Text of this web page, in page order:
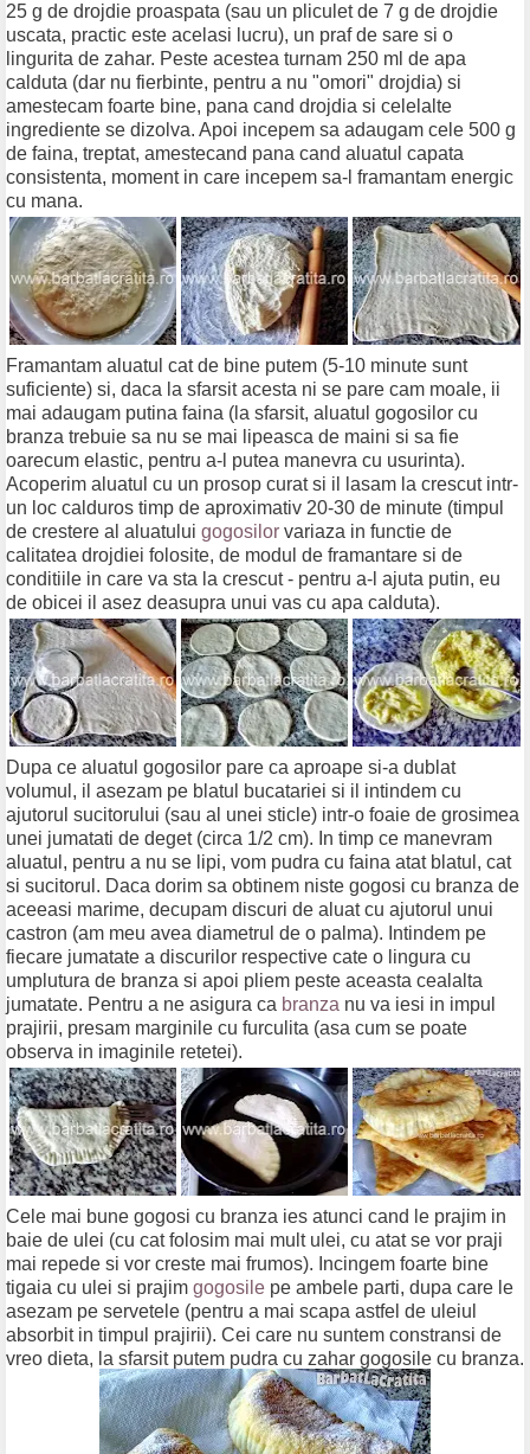
25 g de drojdie proaspata (sau un pliculet de 7 g de drojdie
uscata, practic este acelasi lucru), un praf de sare si o
lingurita de zahar. Peste acestea turnam 250 ml de apa
calduta (dar nu fierbinte, pentru a nu "omori" drojdia) si
amestecam foarte bine, pana cand drojdia si celelalte
ingrediente se dizolva. Apoi incepem sa adaugam cele 500 g
de faina, treptat, amestecand pana cand aluatul capata
consistenta, moment in care incepem sa-l framantam energic
cu mana.
Framantam aluatul cat de bine putem (5-10 minute sunt
suficiente) si, daca la sfarsit acesta ni se pare cam moale, ii
mai adaugam putina faina (la sfarsit, aluatul gogosilor cu
branza trebuie sa nu se mai lipeasca de maini si sa fie
oarecum elastic, pentru a-l putea manevra cu usurinta).
Acoperim aluatul cu un prosop curat si il lasam la crescut intr-
un loc calduros timp de aproximativ 20-30 de minute (timpul
de crestere al aluatului gogosilor variaza in functie de
calitatea drojdiei folosite, de modul de framantare si de
conditiile in care va sta la crescut - pentru a-l ajuta putin, eu
de obicei il asez deasupra unui vas cu apa calduta).
Dupa ce aluatul gogosilor pare ca aproape si-a dublat
volumul, il asezam pe blatul bucatariei si il intindem cu
ajutorul sucitorului (sau al unei sticle) intr-o foaie de grosimea
unei jumatati de deget (circa 1/2 cm). In timp ce manevram
aluatul, pentru a nu se lipi, vom pudra cu faina atat blatul, cat
si sucitorul. Daca dorim sa obtinem niste gogosi cu branza de
aceeasi marime, decupam discuri de aluat cu ajutorul unui
castron (am meu avea diametrul de o palma). Intindem pe
fiecare jumatate a discurilor respective cate o lingura cu
umplutura de branza si apoi pliem peste aceasta cealalta
jumatate. Pentru a ne asigura ca branza nu va iesi in impul
prajirii, presam marginile cu furculita (asa cum se poate
observa in imaginile retetei).
Cele mai bune gogosi cu branza ies atunci cand le prajim in
baie de ulei (cu cat folosim mai mult ulei, cu atat se vor praji
mai repede si vor creste mai frumos). Incingem foarte bine
tigaia cu ulei si prajim gogosile pe ambele parti, dupa care le
asezam pe servetele (pentru a mai scapa astfel de uleiul
absorbit in timpul prajirii). Cei care nu suntem constransi de
vreo dieta, la sfarsit putem pudra cu zahar gogosile cu branza.